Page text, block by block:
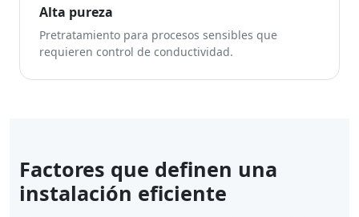
Alta pureza
Pretratamiento para procesos sensibles que
requieren control de conductividad.
Factores que definen una
instalación eficiente